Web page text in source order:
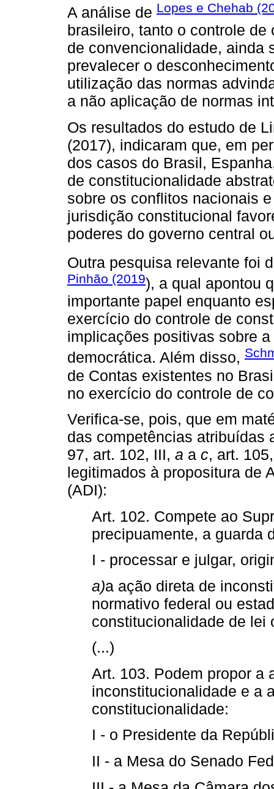
A análise de Lopes e Chehab
brasileiro, tanto o controle
de convencionalidade, ainda
prevalecer o
utilização das normas
a não aplicação de normas
Os resultados do estudo de
(2017), indicaram que, em
dos casos do Brasil,
de constitucionalidade
sobre os conflitos nacionais
jurisdição constitucional
poderes do governo central
Outra pesquisa relevante foi
Pinhão (2019), a qual apontou
importante papel enquanto
exercício do controle de
implicações positivas sobre
democrática. Além disso,
de Contas existentes no
no exercício do controle de
Verifica-se, pois, que em
das competências atribuídas
97, art. 102, III, a a c, art.
legitimados à propositura de
(ADI):
Art. 102. Compete ao
precipuamente, a guarda
I - processar e julgar,
a)a ação direta de
normativo federal ou
constitucionalidade de lei
(...)
Art. 103. Podem propor a
inconstitucionalidade e a
constitucionalidade:
I - o Presidente da
II - a Mesa do Senado